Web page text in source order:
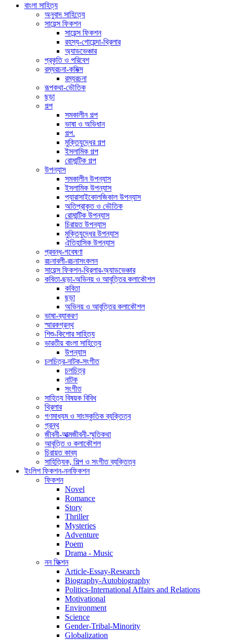
বাংলা সাহিত্য
অনুবাদ সাহিত্যে
সায়েন্স ফিকশন
সায়েন্স ফিকশন
রহস্য-গোয়েন্দা-থ্রিলার
অ্যাডভেঞ্চার
প্রকৃতি ও পরিবেশ
রম্যরচনা-কমিক্স
রম্যরচনা
রূপকথা-ভৌতিক
ছড়া
গল্প
সমকালীন গল্প
ভাষা ও অভিধান
গল্প.
মুক্তিযুদ্ধের গল্প
ইসলামিক গল্প
রোমান্টিক গল্প
উপন্যাস
সমকালীন উপন্যাস
ইসলামিক উপন্যাস
প্যারাসাইকোলজিকাল উপন্যাস
অতিপ্রাকৃত ও ভৌতিক
রোমান্টিক উপন্যাস
চিরায়ত উপন্যাস
মুক্তিযুদ্ধের উপন্যাস
ঐতিহাসিক উপন্যাস
প্রবন্ধ-গবেষণা
রচনাবলী-রচনাসংকলন
সায়েন্স ফিকশন-থ্রিলার-অ্যাডভেঞ্চার
কবিতা-ছড়া-অভিনয় ও আবৃত্তির কলাকৌশল
কবিতা
ছড়া
অভিনয় ও আবৃত্তির কলাকৌশল
ভাষা-ব্যাকরণ
স্মারকগ্রন্থ
শিশু-কিশোর সাহিত্য
ভারতীয় বাংলা সাহিত্যে
উপন্যাস
চলচিত্র-নাটক-সংগীত
চলচিত্র
নাটক
সংগীত
সাহিত্য বিষয়ক বিবিধ
থ্রিলার
গণমাধ্যম ও সাংস্কৃতিক ব্যক্তিত্ব
গ্রন্থ
জীবনী-আত্মজীবনী-স্মৃতিকথা
আবৃত্তি ও কলাকৌশল
চিরায়ত কাব্য
সাহিত্যিক, শিল্প ও সংগীত ব্যক্তিত্ব
ইংলিশ ফিকশন-ননফিকশন
ফিকশন
Novel
Romance
Story
Thriller
Mysteries
Adventure
Poem
Drama - Music
নন ফিক্শন
Article-Essay-Research
Biography-Autobiography
Politics-International Affairs and Relations
Motivational
Environment
Science
Gender-Tribal-Minority
Globalization